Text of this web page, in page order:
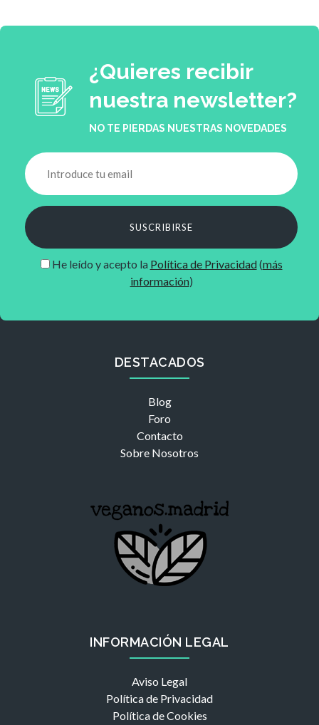
¿Quieres recibir
nuestra newsletter?
NO TE PIERDAS NUESTRAS NOVEDADES
SUSCRIBIRSE
He leído y acepto la Política de Privacidad(más
información)
DESTACADOS
Blog
Foro
Contacto
Sobre Nosotros
INFORMACIÓN LEGAL
Aviso Legal
Política de Privacidad
Política de Cookies